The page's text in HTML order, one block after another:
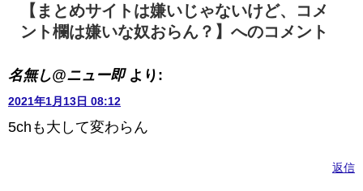
【まとめサイトは嫌いじゃないけど、コメ
ント欄は嫌いな奴おらん？】へのコメント
名無し@ニュー即 より:
2021年1月13日 08:12
5chも大して変わらん
返信